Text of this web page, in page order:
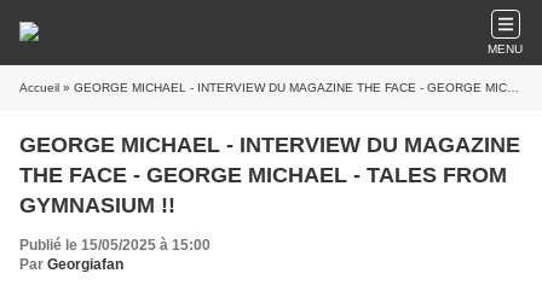
MENU
Accueil » GEORGE MICHAEL - INTERVIEW DU MAGAZINE THE FACE - GEORGE MICHAEL - TALES FROM GYMNASIUM !!
GEORGE MICHAEL - INTERVIEW DU MAGAZINE
THE FACE - GEORGE MICHAEL - TALES FROM
GYMNASIUM !!
Publié le 15/05/2025 à 15:00
Par Georgiafan